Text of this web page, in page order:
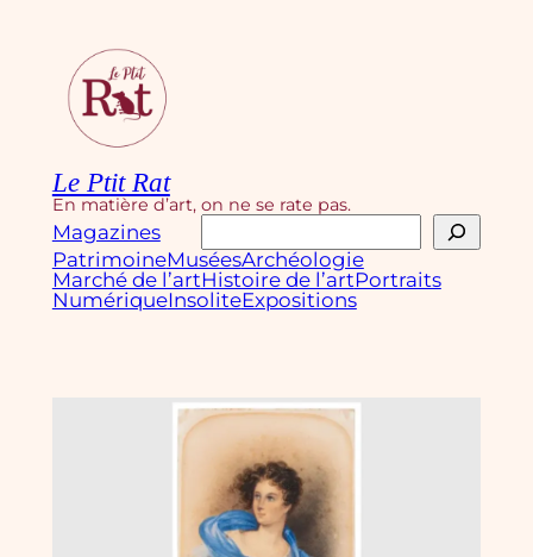
contenu
Le Ptit Rat
En matière d’art, on ne se rate pas.
Magazines
Rechercher
PatrimoineMuséesArchéologie
Marché de l’artHistoire de l’artPortraits
NumériqueInsoliteExpositions